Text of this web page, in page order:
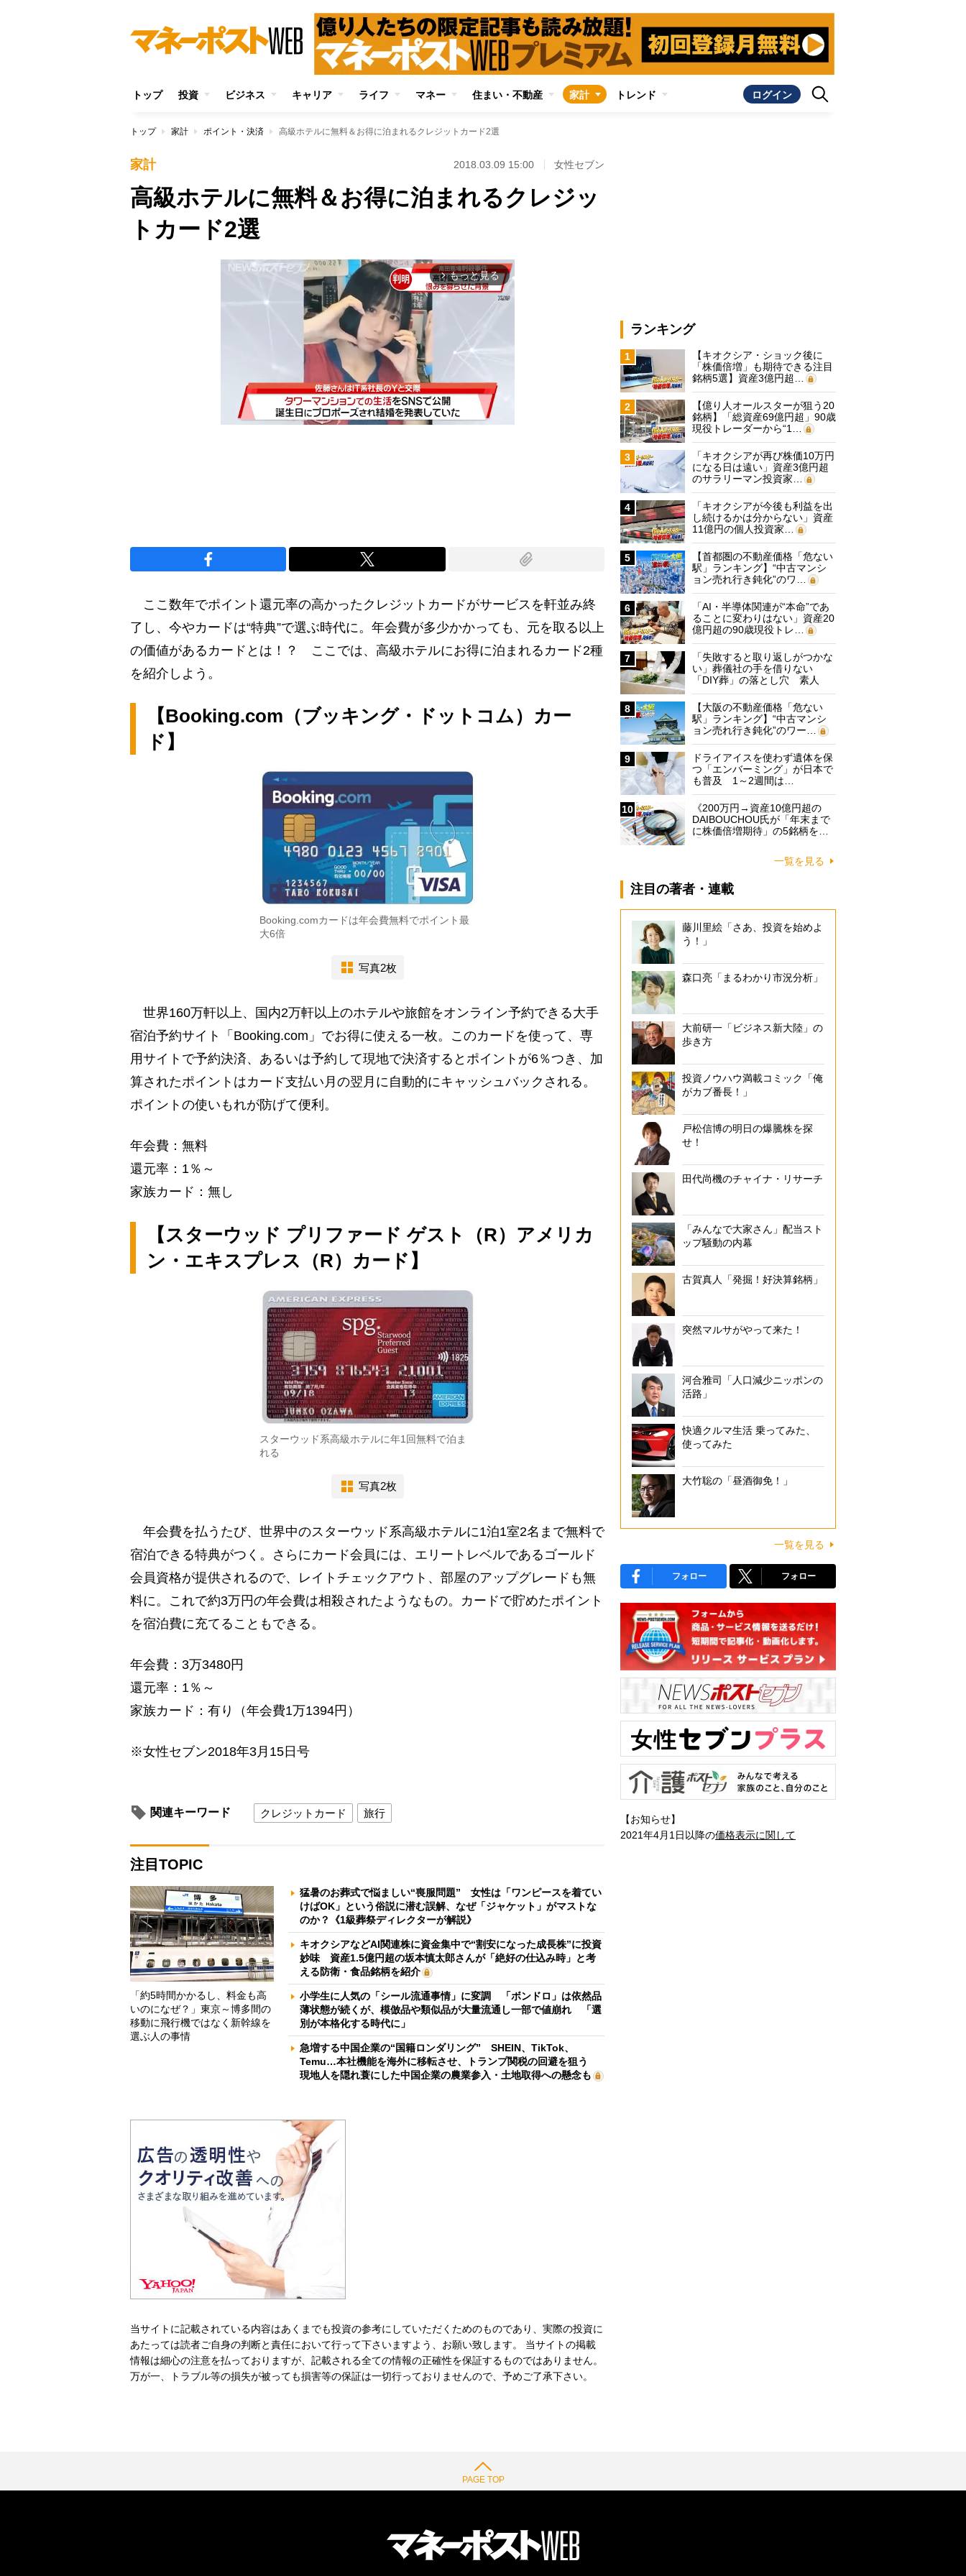
トップ 投資 ビジネス キャリア ライフ マネー 住まい・不動産 家計 トレンド ログイン
トップ 家計 ポイント・決済 高級ホテルに無料＆お得に泊まれるクレジットカード2選
家計 2018.03.09 15:00 女性セブン
高級ホテルに無料＆お得に泊まれるクレジッ
トカード2選
arrow_forward_ios もっと見る
ここ数年でポイント還元率の高かったクレジットカードがサービスを軒並み終
了し、今やカードは“特典”で選ぶ時代に。年会費が多少かかっても、元を取る以上
の価値があるカードとは！？ ここでは、高級ホテルにお得に泊まれるカード2種
を紹介しよう。
【Booking.com（ブッキング・ドットコム）カー
ド】
Booking.comカードは年会費無料でポイント最
大6倍
写真2枚
世界160万軒以上、国内2万軒以上のホテルや旅館をオンライン予約できる大手
宿泊予約サイト「Booking.com」でお得に使える一枚。このカードを使って、専
用サイトで予約決済、あるいは予約して現地で決済するとポイントが6％つき、加
算されたポイントはカード支払い月の翌月に自動的にキャッシュバックされる。
ポイントの使いもれが防げて便利。
年会費：無料
還元率：1％～
家族カード：無し
【スターウッド プリファード ゲスト（R）アメリカ
ン・エキスプレス（R）カード】
スターウッド系高級ホテルに年1回無料で泊ま
れる
写真2枚
年会費を払うたび、世界中のスターウッド系高級ホテルに1泊1室2名まで無料で
宿泊できる特典がつく。さらにカード会員には、エリートレベルであるゴールド
会員資格が提供されるので、レイトチェックアウト、部屋のアップグレードも無
料に。これで約3万円の年会費は相殺されたようなもの。カードで貯めたポイント
を宿泊費に充てることもできる。
年会費：3万3480円
還元率：1％～
家族カード：有り（年会費1万1394円）
※女性セブン2018年3月15日号
関連キーワード クレジットカード 旅行
注目TOPIC
「約5時間かかるし、料金も高
いのになぜ？」東京～博多間の
移動に飛行機ではなく新幹線を
選ぶ人の事情
猛暑のお葬式で悩ましい“喪服問題” 女性は「ワンピースを着てい
けばOK」という俗説に潜む誤解、なぜ「ジャケット」がマストな
のか？《1級葬祭ディレクターが解説》
キオクシアなどAI関連株に資金集中で“割安になった成長株”に投資
妙味 資産1.5億円超の坂本慎太郎さんが「絶好の仕込み時」と考
える防衛・食品銘柄を紹介
小学生に人気の「シール流通事情」に変調 「ボンドロ」は依然品
薄状態が続くが、模倣品や類似品が大量流通し一部で値崩れ 「選
別が本格化する時代に」
急増する中国企業の“国籍ロンダリング” SHEIN、TikTok、
Temu…本社機能を海外に移転させ、トランプ関税の回避を狙う
現地人を隠れ蓑にした中国企業の農業参入・土地取得への懸念も
当サイトに記載されている内容はあくまでも投資の参考にしていただくためのものであり、実際の投資に
あたっては読者ご自身の判断と責任において行って下さいますよう、お願い致します。 当サイトの掲載
情報は細心の注意を払っておりますが、記載される全ての情報の正確性を保証するものではありません。
万が一、トラブル等の損失が被っても損害等の保証は一切行っておりませんので、予めご了承下さい。
ランキング
1
【キオクシア・ショック後に
「株価倍増」も期待できる注目
銘柄5選】資産3億円超…
2
【億り人オールスターが狙う20
銘柄】「総資産69億円超」90歳
現役トレーダーから“1…
3
「キオクシアが再び株価10万円
になる日は遠い」資産3億円超
のサラリーマン投資家…
4
「キオクシアが今後も利益を出
し続けるかは分からない」資産
11億円の個人投資家…
5
【首都圏の不動産価格「危ない
駅」ランキング】“中古マンシ
ョン売れ行き鈍化”のワ…
6
「AI・半導体関連が“本命”であ
ることに変わりはない」資産20
億円超の90歳現役トレ…
7
「失敗すると取り返しがつかな
い」葬儀社の手を借りない
「DIY葬」の落とし穴 素人
に…
8
【大阪の不動産価格「危ない
駅」ランキング】“中古マンシ
ョン売れ行き鈍化”のワー…
9
ドライアイスを使わず遺体を保
つ「エンバーミング」が日本で
も普及 1～2週間は…
10
《200万円→資産10億円超の
DAIBOUCHOU氏が「年末まで
に株価倍増期待」の5銘柄を…
一覧を見る
注目の著者・連載
藤川里絵「さあ、投資を始めよ
う！」
森口亮「まるわかり市況分析」
大前研一「ビジネス新大陸」の
歩き方
投資ノウハウ満載コミック「俺
がカブ番長！」
戸松信博の明日の爆騰株を探
せ！
田代尚機のチャイナ・リサーチ
「みんなで大家さん」配当スト
ップ騒動の内幕
古賀真人「発掘！好決算銘柄」
突然マルサがやって来た！
河合雅司「人口減少ニッポンの
活路」
快適クルマ生活 乗ってみた、
使ってみた
大竹聡の「昼酒御免！」
一覧を見る
フォロー フォロー
【お知らせ】
2021年4月1日以降の価格表示に関して
PAGE TOP